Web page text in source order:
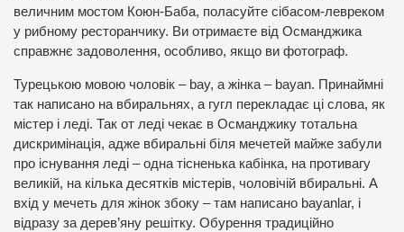
величним мостом Коюн-Баба, поласуйте сібасом-левреком
у рибному ресторанчику. Ви отримаєте від Османджика
справжнє задоволення, особливо, якщо ви фотограф.
Турецькою мовою чоловік – bay, а жінка – bayan. Принаймні
так написано на вбиральнях, а гугл перекладає ці слова, як
містер і леді. Так от леді чекає в Османджику тотальна
дискримінація, адже вбиральні біля мечетей майже забули
про існування леді – одна тісненька кабінка, на противагу
великій, на кілька десятків містерів, чоловічій вбиральні. А
вхід у мечеть для жінок збоку – там написано bayanlar, і
відразу за дерев’яну решітку. Обурення традиційно